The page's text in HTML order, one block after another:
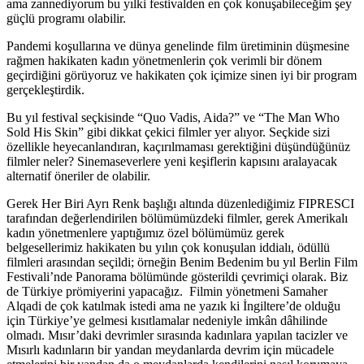
ama zannediyorum bu yılki festivalden en çok konuşabileceğim şey
güçlü programı olabilir.
Pandemi koşullarına ve dünya genelinde film üretiminin düşmesine
rağmen hakikaten kadın yönetmenlerin çok verimli bir dönem
geçirdiğini görüyoruz ve hakikaten çok içimize sinen iyi bir program
gerçekleştirdik.
Bu yıl festival seçkisinde “Quo Vadis, Aida?” ve “The Man Who
Sold His Skin” gibi dikkat çekici filmler yer alıyor. Seçkide sizi
özellikle heyecanlandıran, kaçırılmaması gerektiğini düşündüğünüz
filmler neler? Sinemaseverlere yeni keşiflerin kapısını aralayacak
alternatiföneriler de olabilir.
Gerek Her Biri Ayrı Renk başlığı altında düzenlediğimiz FIPRESCI
tarafından değerlendirilen bölümümüzdeki filmler, gerek Amerikalı
kadın yönetmenlere yaptığımız özel bölümümüz gerek
belgesellerimiz hakikaten bu yılın çok konuşulan iddialı, ödüllü
filmleri arasından seçildi; örneğin Benim Bedenim bu yıl Berlin Film
Festivali’nde Panorama bölümünde gösterildi çevrimiçi olarak. Biz
de Türkiye prömiyerini yapacağız. Filmin yönetmeni Samaher
Alqadi de çok katılmak istedi ama ne yazık ki İngiltere’de olduğu
için Türkiye’ye gelmesi kısıtlamalar nedeniyle imkân dâhilinde
olmadı. Mısır’daki devrimler sırasında kadınlara yapılan tacizler ve
Mısırlı kadınların bir yandan meydanlarda devrim için mücadele